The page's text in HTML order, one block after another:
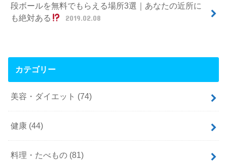
段ボールを無料でもらえる場所3選｜あなたの近所に
も絶対ある
2019.02.08
カテゴリー
美容・ダイエット (74)
健康 (44)
料理・たべもの (81)